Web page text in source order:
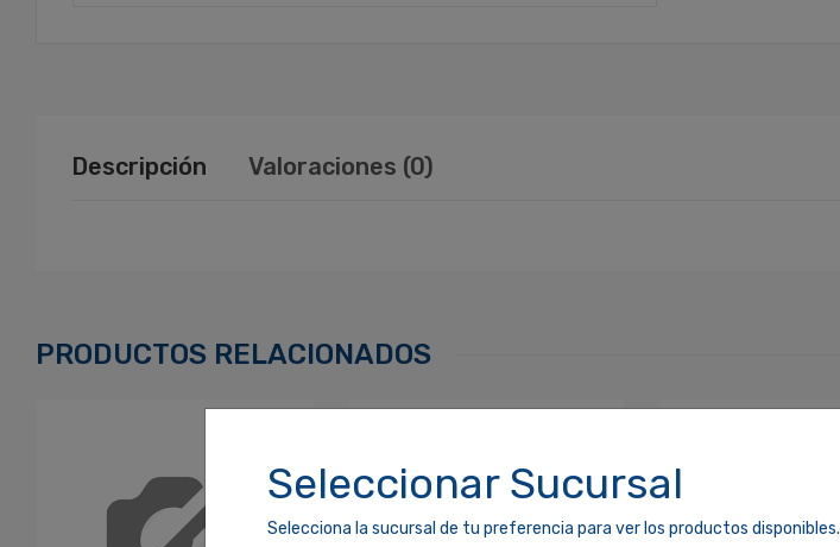
Seleccionar Sucursal
Selecciona la sucursal de tu preferencia para ver los productos disponibles.
Descripción Valoraciones (0)
PRODUCTOS RELACIONADOS